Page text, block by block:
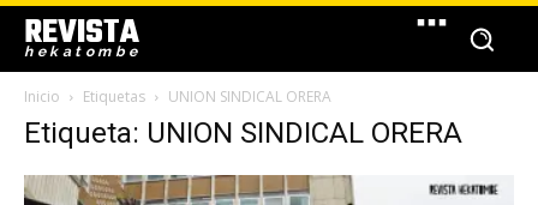
REVISTA
hekatombe
Inicio Etiquetas UNION SINDICAL ORERA
Etiqueta: UNION SINDICAL ORERA